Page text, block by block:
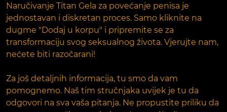
Naručivanje Titan Gela za povećanje penisa je
jednostavan i diskretan proces. Samo kliknite na
dugme "Dodaj u korpu" i pripremite se za
transformaciju svog seksualnog života. Vjerujte nam,
nećete biti razočarani!
Za još detaljnih informacija, tu smo da vam
pomognemo. Naš tim stručnjaka uvijek je tu da
odgovori na sva vaša pitanja. Ne propustite priliku da